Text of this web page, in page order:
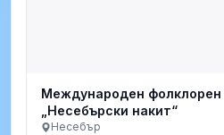
Международен фолклорен
„Несебърски накит“
Несебър